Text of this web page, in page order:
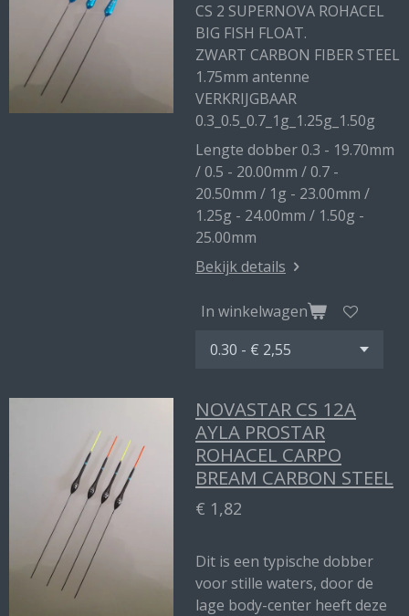
CS 2 SUPERNOVA ROHACEL
BIG FISH FLOAT.
ZWART CARBON FIBER STEEL
1.75mm antenne
VERKRIJGBAAR
0.3_0.5_0.7_1g_1.25g_1.50g
Lengte dobber 0.3 - 19.70mm
/ 0.5 - 20.00mm / 0.7 -
20.50mm / 1g - 23.00mm /
1.25g - 24.00mm / 1.50g -
25.00mm
Bekijk details
In winkelwagen
NOVASTAR CS 12A
AYLA PROSTAR
ROHACEL CARPO
BREAM CARBON STEEL
€ 1,82
Dit is een typische dobber
voor stille waters, door de
lage body-center heeft deze